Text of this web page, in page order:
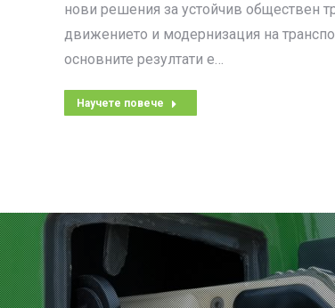
нови решения за устойчив обществен
движението и модернизация на
основните резултати е…
Научете повече